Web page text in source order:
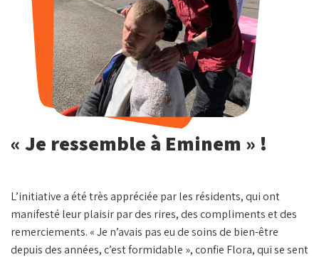
« Je ressemble à Eminem » !
L’initiative a été très appréciée par les résidents, qui ont
manifesté leur plaisir par des rires, des compliments et des
remerciements. « Je n’avais pas eu de soins de bien-être
depuis des années, c’est formidable », confie Flora, qui se sent